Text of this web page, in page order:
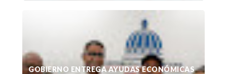
GOBIERNO ENTREGA AYUDAS ECONÓMICAS